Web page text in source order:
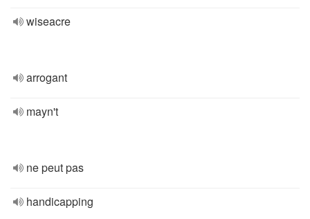
wiseacre
arrogant
mayn't
ne peut pas
handicapping